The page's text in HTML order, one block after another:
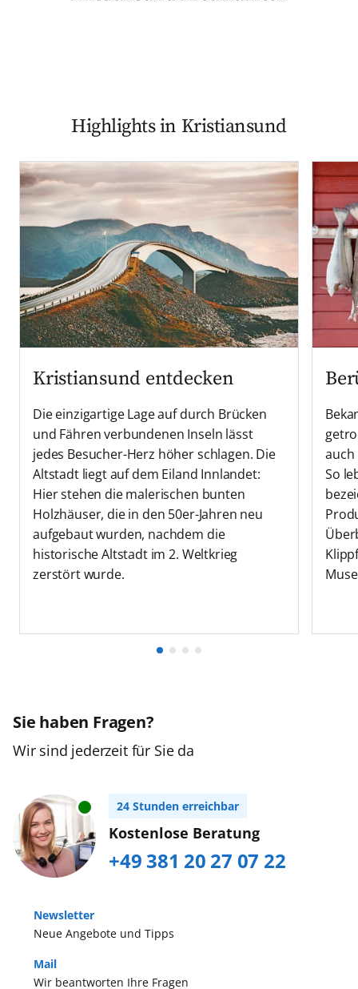
Highlights in Kristiansund
Kristiansund entdecken
Die einzigartige Lage auf durch Brücken
und Fähren verbundenen Inseln lässt
jedes Besucher-Herz höher schlagen. Die
Altstadt liegt auf dem Eiland Innlandet:
Hier stehen die malerischen bunten
Holzhäuser, die in den 50er-Jahren neu
aufgebaut wurden, nachdem die
historische Altstadt im 2. Weltkrieg
zerstört wurde.
auch
So
Sie haben Fragen?
Wir sind jederzeit für Sie da
24 Stunden erreichbar
Kostenlose Beratung
+49 381 20 27 07 22
Neue Angebote und Tipps
Newsletter
Wir beantworten Ihre Fragen
Mail